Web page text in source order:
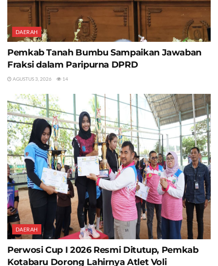
DAERAH
Pemkab Tanah Bumbu Sampaikan Jawaban
Fraksi dalam Paripurna DPRD
AGUSTUS 3, 2026 14
DAERAH
Perwosi Cup I 2026 Resmi Ditutup, Pemkab
Kotabaru Dorong Lahirnya Atlet Voli